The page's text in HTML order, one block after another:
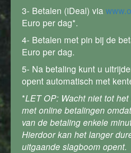
3- Betalen (iDeal) via
Euro per dag*.
4- Betalen met pin bij de
Euro per dag.
5- Na betaling kunt u
opent automatisch met
*LET OP: Wacht niet tot
met online betalingen
van de betaling enkele
Hierdoor kan het langer
uitgaande slagboom opent.